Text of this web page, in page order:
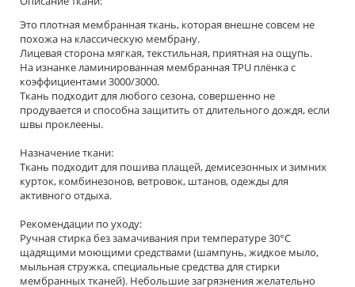
Это плотная мембранная ткань, которая внешне совсем не
похожа на классическую мембрану.
Лицевая сторона мягкая, текстильная, приятная на ощупь.
На изнанке ламинированная мембранная TPU плёнка с
коэффициентами 3000/3000.
Ткань подходит для любого сезона, совершенно не
продувается и способна защитить от длительного дождя, если
швы проклеены.
Назначение ткани:
Ткань подходит для пошива плащей, демисезонных и зимних
курток, комбинезонов, ветровок, штанов, одежды для
активного отдыха.
Рекомендации по уходу:
Ручная стирка без замачивания при температуре 30°С
щадящими моющими средствами (шампунь, жидкое мыло,
мыльная стружка, специальные средства для стирки
мембранных тканей). Небольшие загрязнения желательно